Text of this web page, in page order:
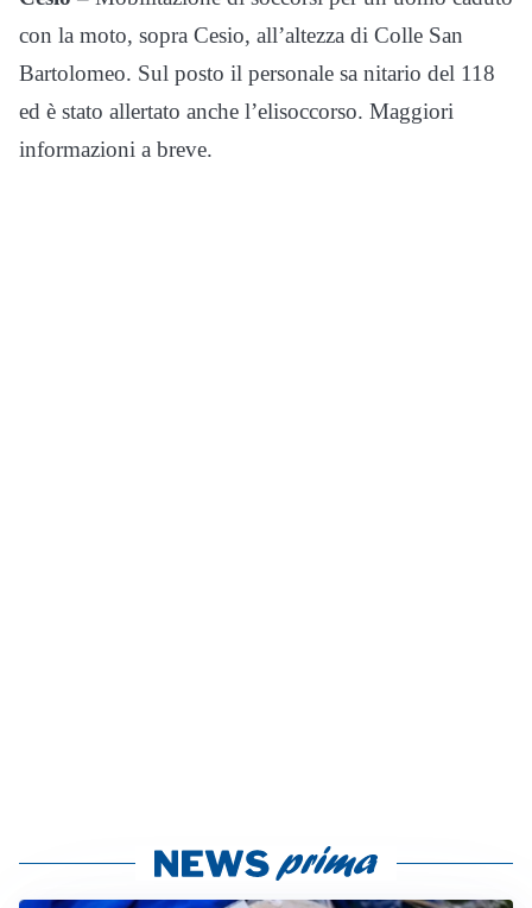
con la moto, sopra Cesio, all’altezza di Colle San
Bartolomeo. Sul posto il personale sa nitario del 118
ed è stato allertato anche l’elisoccorso. Maggiori
informazioni a breve.